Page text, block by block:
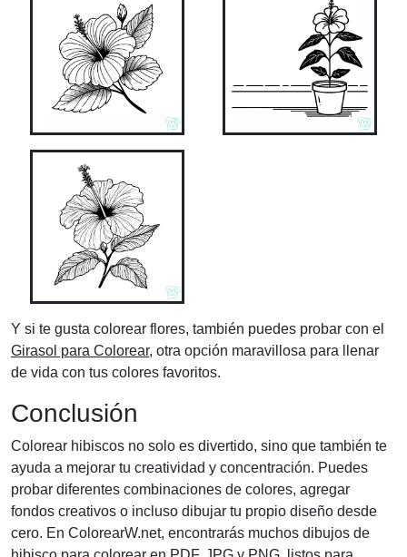
Y si te gusta colorear flores, también puedes probar con el
Girasol para Colorear, otra opción maravillosa para llenar
de vida con tus colores favoritos.
Conclusión
Colorear hibiscos no solo es divertido, sino que también te
ayuda a mejorar tu creatividad y concentración. Puedes
probar diferentes combinaciones de colores, agregar
fondos creativos o incluso dibujar tu propio diseño desde
cero. En ColorearW.net, encontrarás muchos dibujos de